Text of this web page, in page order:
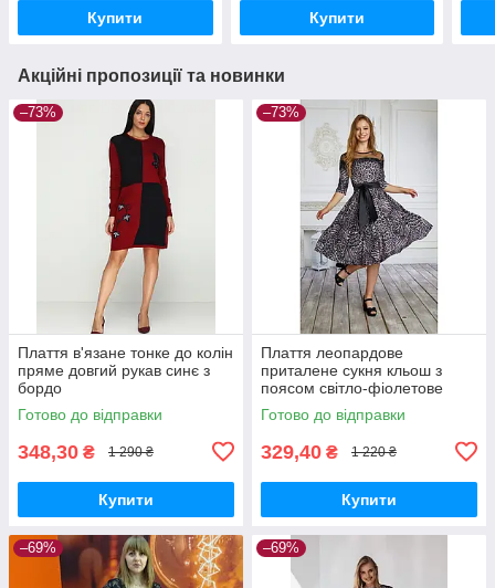
Купити Купити
Акційні пропозиції та новинки
–73%
Плаття в'язане тонке до колін
пряме довгий рукав синє з
бордо
Готово до відправки
348,30 ₴ 1 290 ₴
Купити
–73%
Плаття леопардове
приталене сукня кльош з
поясом світло-фіолетове
Готово до відправки
329,40 ₴ 1 220 ₴
Купити
–69% –69%